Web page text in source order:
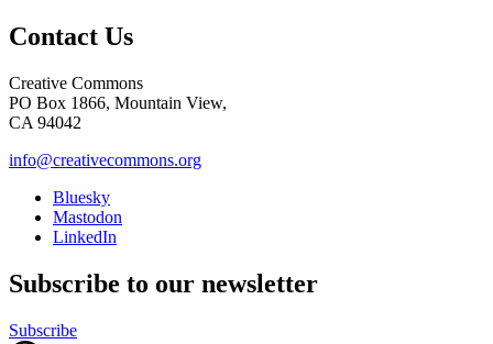
Contact Us
Creative Commons
PO Box 1866, Mountain View,
CA 94042
info@creativecommons.org
Bluesky
Mastodon
LinkedIn
Subscribe to our newsletter
Subscribe